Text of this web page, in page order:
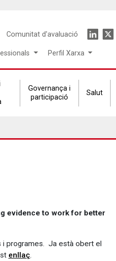
Comunitat d'avaluació
Icon
menu
Perfil Xarxa
Governança i
participació
Salut
evidence to work for better
i programes. Ja està obert el
enllaç.